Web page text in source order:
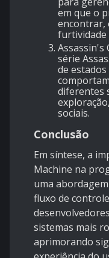
em que o
encontrar,
furtividade
Assassin's
série
de
diferentes
sociais.
Conclusão
Em síntese, a
Machine na
uma
fluxo de
sistemas mais
aprimorando